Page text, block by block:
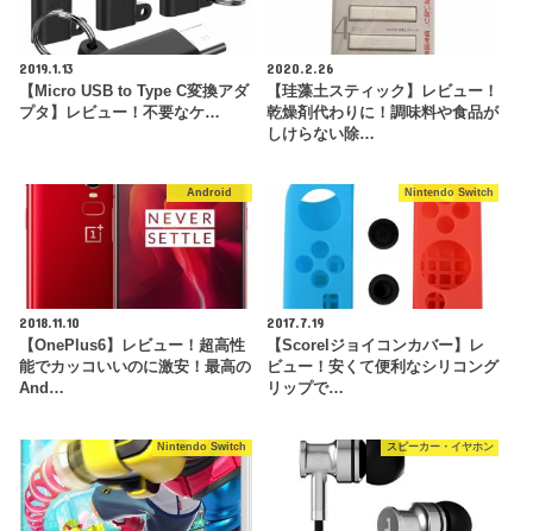
2019.1.13
【Micro USB to Type C変換アダ
プタ】レビュー！不要なケ…
2020.2.26
【珪藻土スティック】レビュー！
乾燥剤代わりに！調味料や食品が
しけらない除…
Android
2018.11.10
【OnePlus6】レビュー！超高性
能でカッコいいのに激安！最高の
And…
Nintendo Switch
2017.7.19
【Scorelジョイコンカバー】レ
ビュー！安くて便利なシリコング
リップで…
Nintendo Switch スピーカー・イヤホン